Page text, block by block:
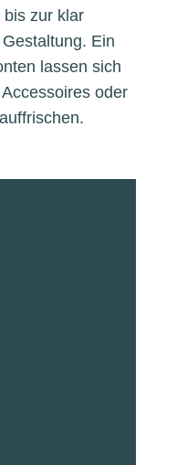
bis zur klar
Ein
lassen sich
oder